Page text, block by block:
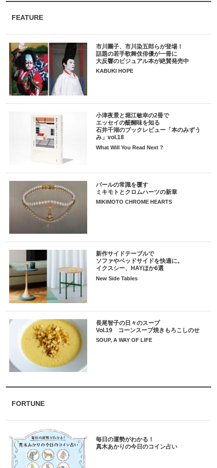
FEATURE
市川團子、市川染五郎らが登場！
話題の若手歌舞伎俳優が一冊に
大反響のビジュアル本が絶賛発売中
KABUKI HOPE
小津夜景と堀江敏幸の2冊で
エッセイの醍醐味を知る
石井千湖のブックレビュー「本のみずう
み」vol.18
What Will You Read Next ?
パールの常識を覆す
ミキモトとクロムハーツの新章
MIKIMOTO CHROME HEARTS
新作サイドテーブルで
ソファやベッドサイドを快適に。
イクスシー、HAYほか6選
New Side Tables
長尾智子の日々のスープ
Vol.19 コーンスープ焼きもろこしのせ
SOUP, A WAY OF LIFE
FORTUNE
毎日の運勢がわかる！